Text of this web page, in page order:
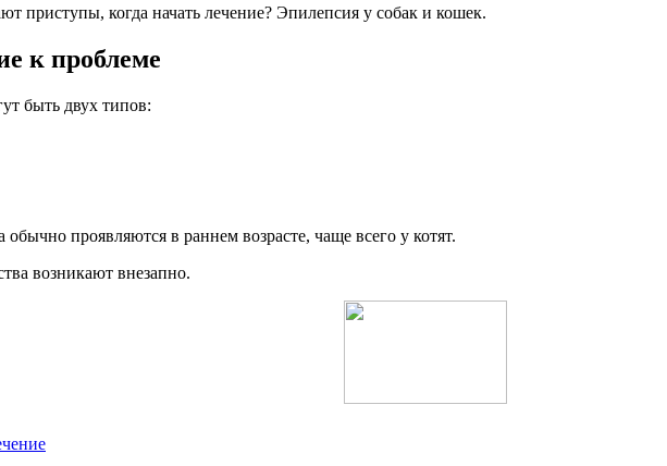
приступы, когда начать лечение? Эпилепсия у собак и кошек.
к проблеме
быть двух типов:
проявляются в раннем возрасте, чаще всего у котят.
возникают внезапно.